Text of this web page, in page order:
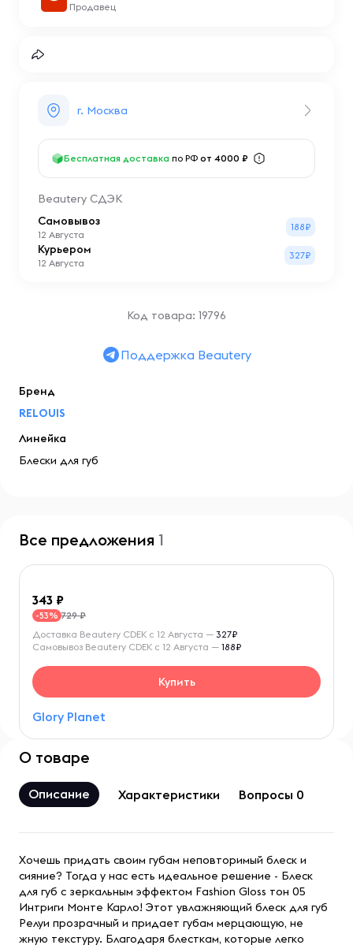
Продавец
г. Москва
Бесплатная доставка по РФ от 4000 ₽
Beautery СДЭК
Самовывоз
12 Августа
188₽
Курьером
12 Августа
327₽
Код товара: 19796
Поддержка Beautery
Бренд
RELOUIS
Линейка
Блески для губ
Все предложения 1
343
-53% 729 ₽
Glory Planet
Доставка Beautery CDEK с 12 Августа — 327₽
Самовывоз Beautery CDEK с 12 Августа — 188₽
Купить
О товаре
Описание Характеристики Вопросы 0
Хочешь придать своим губам неповторимый блеск и
сияние? Тогда у нас есть идеальное решение - Блеск
для губ с зеркальным эффектом Fashion Gloss тон 05
Интриги Монте Карло! Этот увлажняющий блеск для губ
Релуи прозрачный и придает губам мерцающую, не
жную текстуру. Благодаря блесткам, которые легко